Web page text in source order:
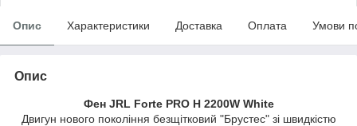
Опис Характеристики Доставка Оплата Умови
Опис
Фен JRL Forte PRO H 2200W White
Двигун нового покоління безщітковий "Брустес" зі швидкістю